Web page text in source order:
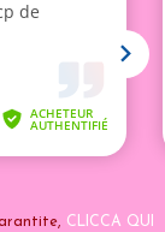
CLICCA QUI